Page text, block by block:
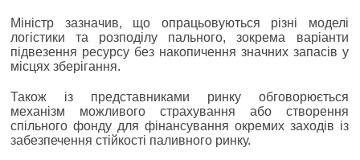
Міністр зазначив, що опрацьовуються різні моделі
логістики та розподілу пального, зокрема варіанти
підвезення ресурсу без накопичення значних запасів у
місцях зберігання.
Також із представниками ринку обговорюється
механізм можливого страхування або створення
спільного фонду для фінансування окремих заходів із
забезпечення стійкості паливного ринку.